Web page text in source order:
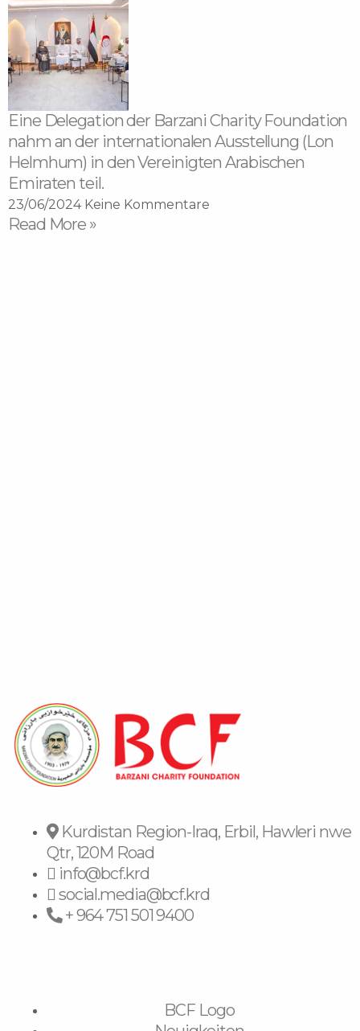
Eine Delegation der Barzani Charity Foundation
nahm an der internationalen Ausstellung (Lon
Helmhum) in den Vereinigten Arabischen
Emiraten teil.
23/06/2024 Keine Kommentare
Read More »
Kurdistan Region-Iraq, Erbil, Hawleri nwe
Qtr, 120M Road
info@bcf.krd
social.media@bcf.krd
+ 964 751 501 9400
BCF Logo